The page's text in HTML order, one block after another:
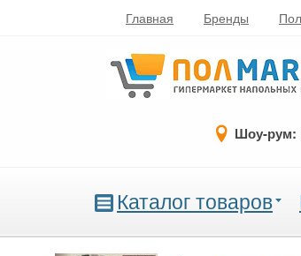
Главная Бренды
Шоу-рум:
Каталог товаров